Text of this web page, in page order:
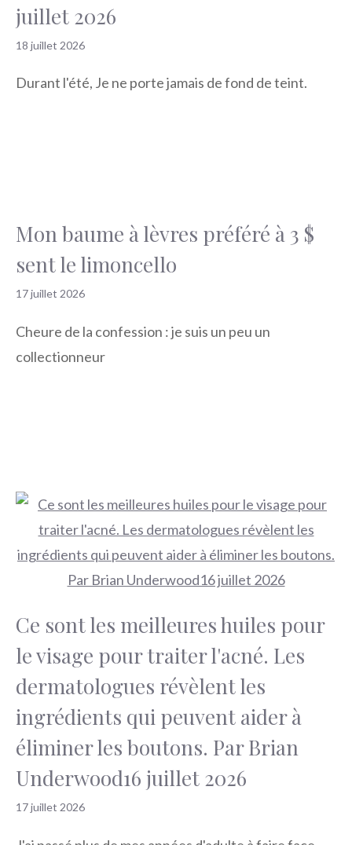
juillet 2026
18 juillet 2026
Durant l'été, Je ne porte jamais de fond de teint.
Mon baume à lèvres préféré à 3 $
sent le limoncello
17 juillet 2026
Cheure de la confession : je suis un peu un
collectionneur
Ce sont les meilleures huiles pour
le visage pour traiter l'acné. Les
dermatologues révèlent les
ingrédients qui peuvent aider à
éliminer les boutons. Par Brian
Underwood16 juillet 2026
17 juillet 2026